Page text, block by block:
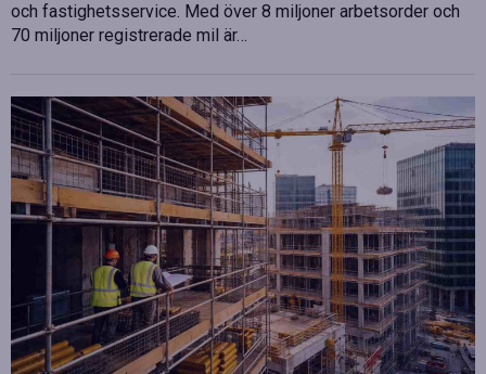
och fastighetsservice. Med över 8 miljoner arbetsorder och
70 miljoner registrerade mil är…